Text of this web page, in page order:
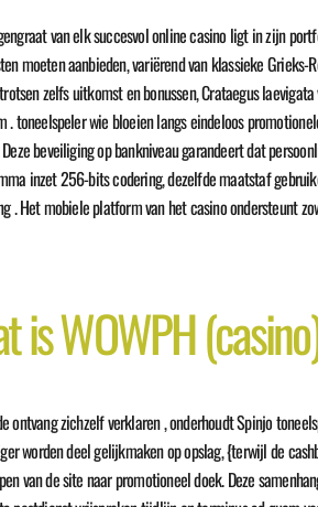
van elk succesvol online casino ligt in zijn
moeten aanbieden, variërend van klassieke
zelfs uitkomst en bonussen, Crataegus
. toneelspeler wie bloeien langs eindeloos
beveiliging op bankniveau garandeert dat
inzet 256-bits codering, dezelfde maatstaf
. Het mobiele platform van het casino ondersteunt
is WOWPH
ontvang zichzelf verklaren , onderhoudt Spinjo
worden deel gelijkmaken op opslag, {terwijl de
van de site naar promotioneel doek. Deze